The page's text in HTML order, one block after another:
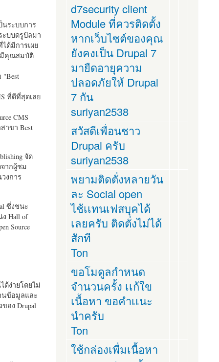
นระบบการ
ะบบดรูปัลมา
ด้มีการเผย
มีคุณสมบัติ
"Best
ที่ดีที่สุดเลย
CMS
าขา Best
จัด
ากผู้ชม
งการ
ซึ่งชนะ
Hall of
Source
ด้ง่ายโดยไม่
นข้อมูลและ
อง Drupal
d7security client
Module ที่ควรติดตั้ง
หากเว็บไซต์ของคุณ
ยังคงเป็น Drupal 7
มายืดอายุความ
ปลอดภัยให้ Drupal
7 กัน
suriyan2538
สวัสดีเพื่อนชาว
Drupal ครับ
suriyan2538
พยามติดตั่งหลายวัน
ละ Social open
ไช้เเทนเฟสบุคได้
เลยครับ ติดตั่งไม่ได้
สักที
Ton
ขอโมดูลกำหนด
จำนวนครั้ง เเก้ใข
เนื้อหา ขอคำเเนะ
นำครับ
Ton
ใช้กล่องเพื่มเนื้อหา